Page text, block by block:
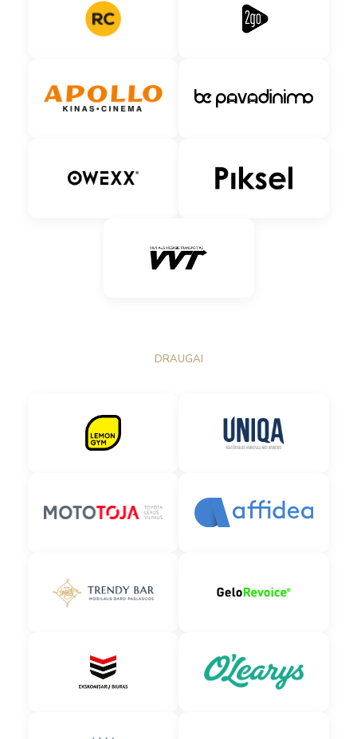
DRAUGAI